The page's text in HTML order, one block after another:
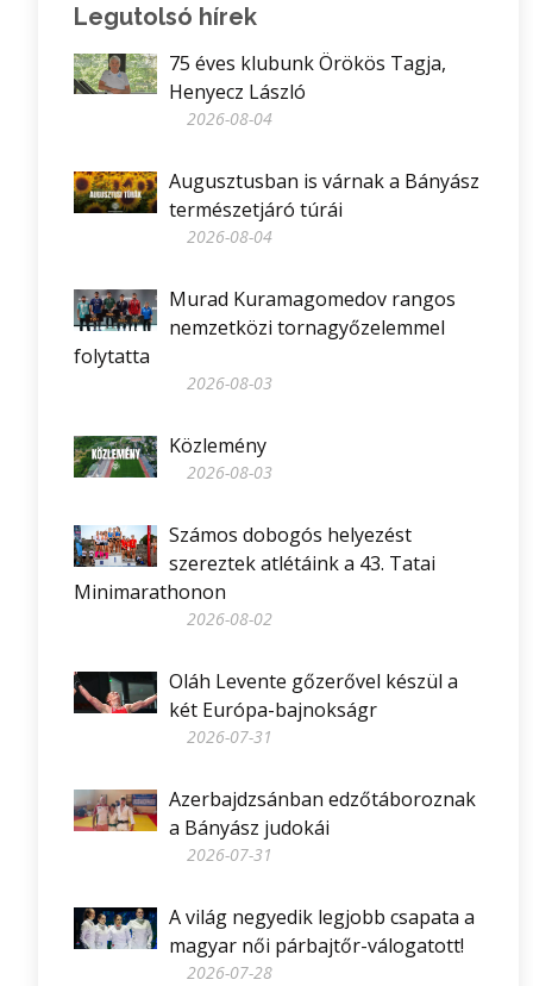
Legutolsó hírek
75 éves klubunk Örökös Tagja,
Henyecz László
2026-08-04
Augusztusban is várnak a Bányász
természetjáró túrái
2026-08-04
Murad Kuramagomedov rangos
nemzetközi tornagyőzelemmel
folytatta
2026-08-03
Közlemény
2026-08-03
Számos dobogós helyezést
szereztek atlétáink a 43. Tatai
Minimarathonon
2026-08-02
Oláh Levente gőzerővel készül a
két Európa-bajnokságr
2026-07-31
Azerbajdzsánban edzőtáboroznak
a Bányász judokái
2026-07-31
A világ negyedik legjobb csapata a
magyar női párbajtőr-válogatott!
2026-07-28